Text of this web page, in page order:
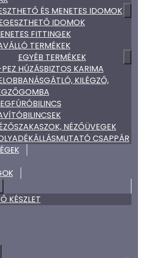
ÉS MENETES IDOMOK
IDOMOK
FITTINGEK
TERMÉKEK
EGYÉB TERMÉKEK
HÚZÁSBIZTOS KARIMA
KILÉGZŐ,
NÉZŐÜVEGEK
CSAPPÁR
KÉSZLET